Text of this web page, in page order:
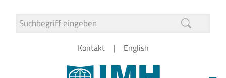
Kontakt English